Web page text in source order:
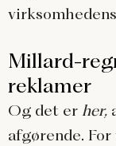
Millard-
reklamer
Og det er her,
afgørende.